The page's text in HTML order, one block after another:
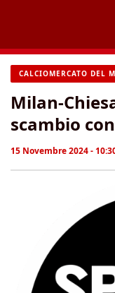
contenuto
CALCIOMERCATO DEL
Milan-
scambio
15 Novembre 2024 -